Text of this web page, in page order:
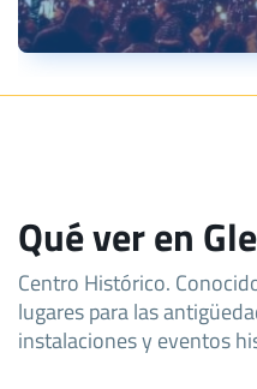
Qué ver en
Centro Histórico.
lugares para las
instalaciones y eventos